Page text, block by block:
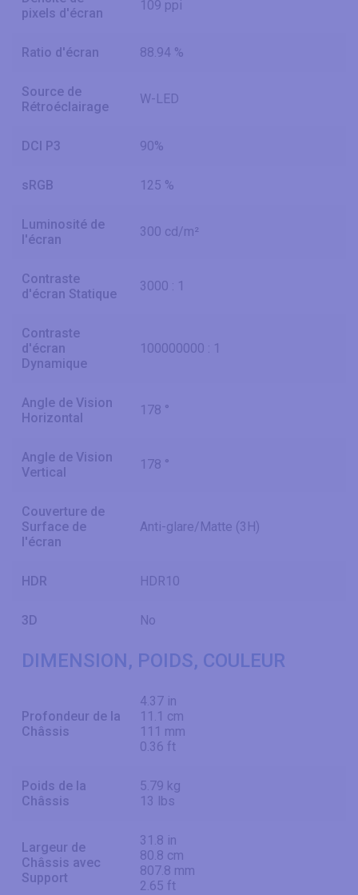
pixels d'écran
109 ppi
Ratio d'écran 88.94 %
Source de
Rétroéclairage
W-LED
DCI P3 90%
sRGB 125 %
Luminosité de
l'écran
300 cd/m²
Contraste
d'écran Statique
3000 : 1
Contraste
d'écran
Dynamique
100000000 : 1
Angle de Vision
Horizontal
178 °
Angle de Vision
Vertical
178 °
Couverture de
Surface de
l'écran
Anti-glare/Matte (3H)
HDR HDR10
3D No
DIMENSION, POIDS, COULEUR
Profondeur de la
Châssis
4.37 in
11.1 cm
111 mm
0.36 ft
Poids de la
Châssis
5.79 kg
13 lbs
Largeur de
Châssis avec
Support
31.8 in
80.8 cm
807.8 mm
2.65 ft